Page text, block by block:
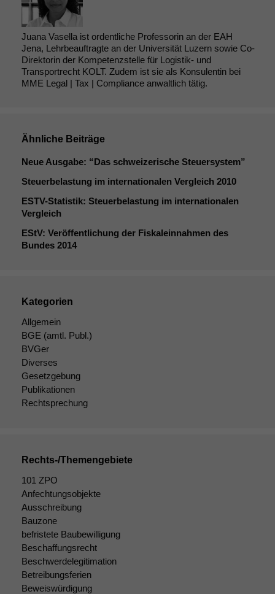
Juana Vasella ist ordentliche Professorin an der EAH
Jena, Lehrbeauftragte an der Universität Luzern sowie Co-
Direktorin der Kompetenzstelle für Logistik- und
Transportrecht KOLT. Zudem ist sie als Konsulentin bei
MME Legal | Tax | Compliance anwaltlich tätig.
Ähnliche Beiträge
Neue Ausgabe: “Das schweizerische Steuersystem”
Steuerbelastung im internationalen Vergleich 2010
ESTV-Statistik: Steuerbelastung im internationalen
Vergleich
EStV: Veröffentlichung der Fiskaleinnahmen des
Bundes 2014
Kategorien
Allgemein
BGE (amtl. Publ.)
BVGer
Diverses
Gesetzgebung
Publikationen
Rechtsprechung
Rechts-/Themengebiete
101 ZPO
Anfechtungsobjekte
Ausschreibung
Bauzone
befristete Baubewilligung
Beschaffungsrecht
Beschwerdelegitimation
Betreibungsferien
Beweiswürdigung